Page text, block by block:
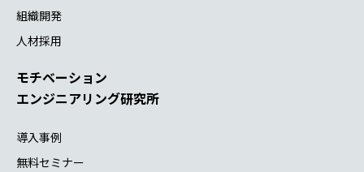
組織開発
人材採用
モチベーション
エンジニアリング研究所
導入事例
無料セミナー